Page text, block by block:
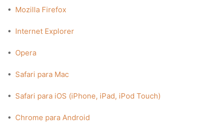
• Mozilla Firefox
• Internet Explorer
• Opera
• Safari para Mac
• Safari para iOS (iPhone, iPad, iPod Touch)
• Chrome para Android